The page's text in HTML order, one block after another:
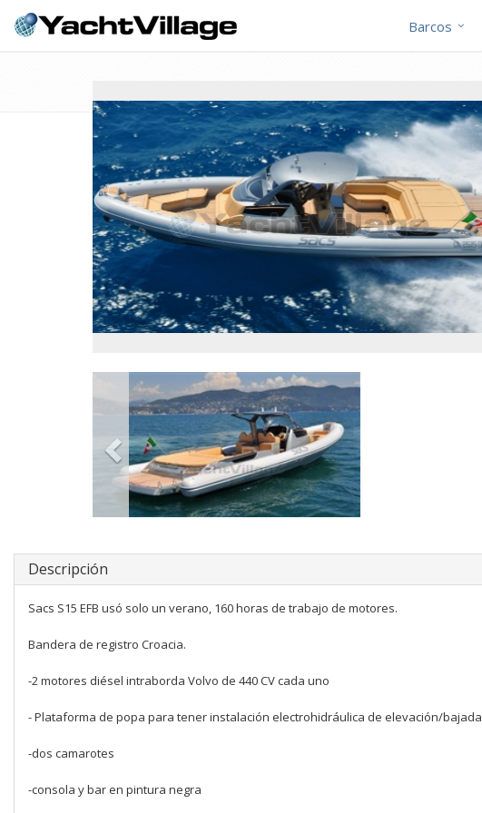
Barcos
Descripción
Sacs S15 EFB usó solo un verano, 160 horas de trabajo de motores.
Bandera de registro Croacia.
-2 motores diésel intraborda Volvo de 440 CV cada uno
- Plataforma de popa para tener instalación electrohidráulica de elevación/bajada
-dos camarotes
-consola y bar en pintura negra